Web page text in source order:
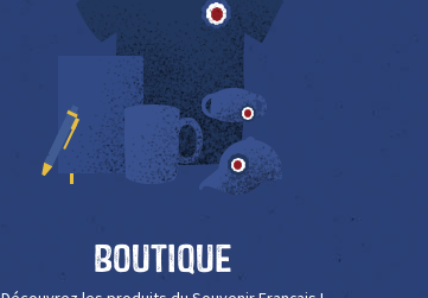
Boutique